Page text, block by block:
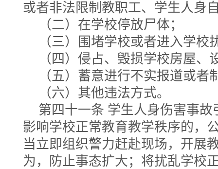
或者非法限制教职工、学生人身
（二）在学校停放尸体；
（三）围堵学校或者进入学校
（四）侵占、毁损学校房屋、
（五）蓄意进行不实报道或者
（六）其他违法方式。
第四十一条 学生人身伤害事
影响学校正常教育教学秩序的，
当立即组织警力赶赴现场，开展
为，防止事态扩大；将扰乱学校